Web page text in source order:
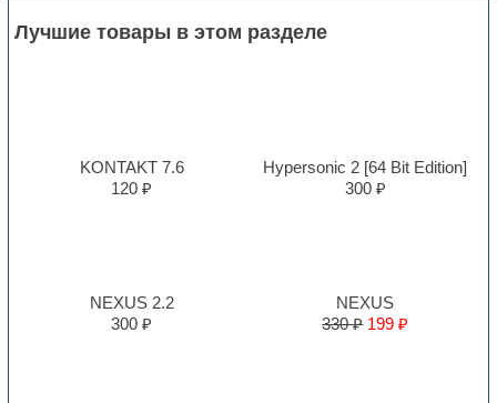
Лучшие товары в этом разделе
KONTAKT 7.6
120 ₽
Hypersonic 2 [64 Bit Edition]
300 ₽
NEXUS 2.2
300 ₽
NEXUS
330 ₽ 199 ₽